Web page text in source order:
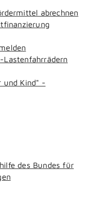
abrechnen
Lastenfahrrädern
und Kind" -
des Bundes für